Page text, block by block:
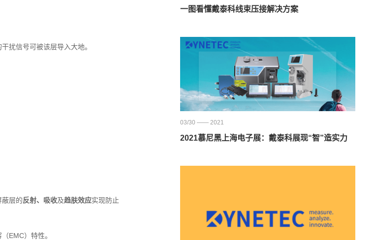
扰信号可被该层导入大地。
蔽层的反射、吸收及趋肤效应实现防止
EMC）特性。
一图看懂戴泰科线束压接解决方案
03/30 —— 2021
2021慕尼黑上海电子展：戴泰科展现“智”造实力